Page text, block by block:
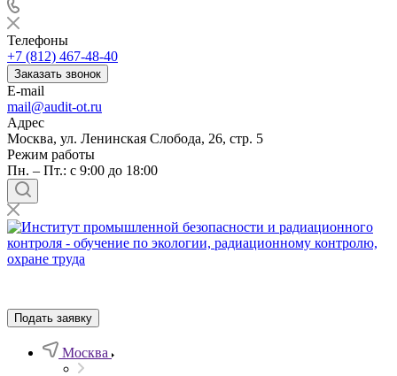
Телефоны
+7 (812) 467-48-40
Заказать звонок
E-mail
mail@audit-ot.ru
Адрес
Москва, ул. Ленинская Слобода, 26, стр. 5
Режим работы
Пн. – Пт.: с 9:00 до 18:00
Подать заявку
Москва